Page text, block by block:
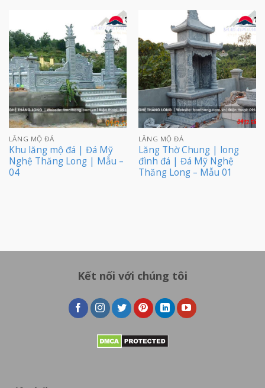
LĂNG MỘ ĐÁ
Khu lăng mộ đá | Đá Mỹ
Nghệ Thăng Long | Mẫu –
04
LĂNG MỘ ĐÁ
Lăng Thờ Chung | long
đình đá | Đá Mỹ Nghệ
Thăng Long – Mẫu 01
Kết nối với chúng tôi